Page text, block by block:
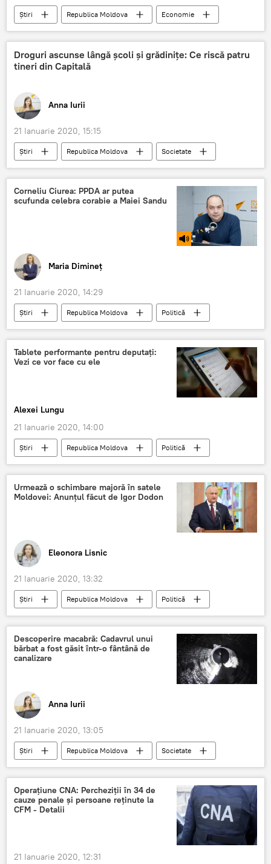
Știri Republica Moldova
Economie
Ion Chicu
Guvern
Ministerul Economiei
Ministerul Agriculturii
Zootehnie
Droguri ascunse lângă școli și grădinițe: Ce riscă patru
tineri din Capitală
Anna Iurii
21 Ianuarie 2020, 15:15
Știri Republica Moldova
Societate
droguri
grup criminal Chișinău
Corneliu Ciurea: PPDA ar putea
scufunda celebra corabie a Maiei Sandu
Maria Dimineț
21 Ianuarie 2020, 14:29
Știri Republica Moldova
Politică
Societate
Podcasturi
Podcasturi
PPDA
Maia Sandu
Tablete performante pentru deputați:
Vezi ce vor face cu ele
Alexei Lungu
21 Ianuarie 2020, 14:00
Știri Republica Moldova
Politică
Parlament
deputați vot
Urmează o schimbare majoră în satele
Moldovei: Anunțul făcut de Igor Dodon
Eleonora Lisnic
21 Ianuarie 2020, 13:32
Știri Republica Moldova
Politică
Satele RM
Moldova
Igor Dodon
sector
Descoperire macabră: Cadavrul unui
bărbat a fost găsit într-o fântână de
canalizare
Anna Iurii
21 Ianuarie 2020, 13:05
Știri Republica Moldova
Societate
cadavru
bărbat
canalizare
Chișinău
Operațiune CNA: Percheziții în 34 de
cauze penale și persoane reținute la
CFM - Detalii
21 Ianuarie 2020, 12:31